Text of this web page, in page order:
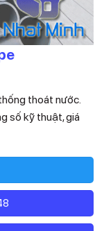
thoát nước.
số kỹ thuật, giá